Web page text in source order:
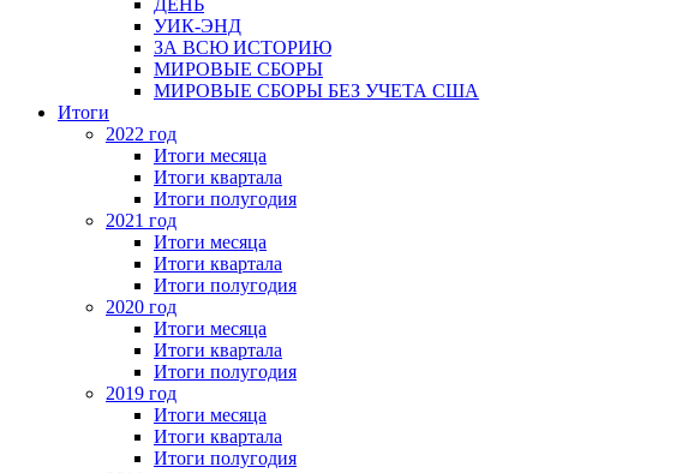
ДЕНЬ
УИК-ЭНД
ЗА ВСЮ ИСТОРИЮ
МИРОВЫЕ СБОРЫ
МИРОВЫЕ СБОРЫ БЕЗ УЧЕТА США
Итоги
2022 год
Итоги месяца
Итоги квартала
Итоги полугодия
2021 год
Итоги месяца
Итоги квартала
Итоги полугодия
2020 год
Итоги месяца
Итоги квартала
Итоги полугодия
2019 год
Итоги месяца
Итоги квартала
Итоги полугодия